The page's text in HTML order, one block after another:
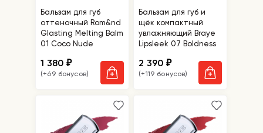
Бальзам для губ
оттеночный Rom&nd
Glasting Melting Balm
01 Coco Nude
1 380₽
(+69 бонусов)
Бальзам для губ и
щёк компактный
увлажняющий Braye
Lipsleek 07 Boldness
2 390₽
(+119 бонусов)